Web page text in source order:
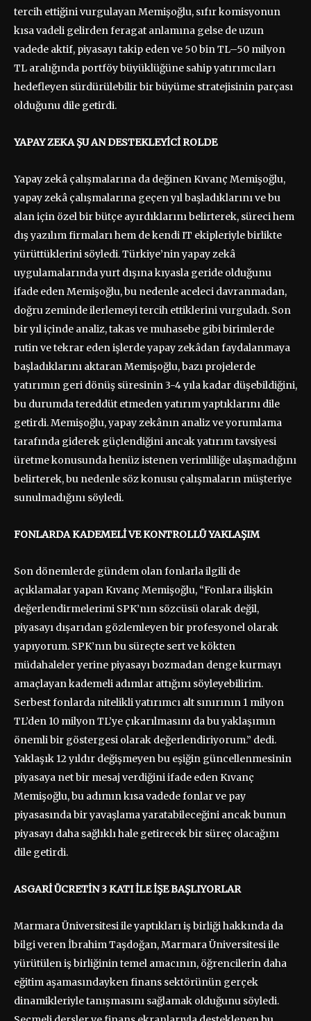
tercih ettiğini vurgulayan Memişoğlu, sıfır komisyonun
kısa vadeli gelirden feragat anlamına gelse de uzun
vadede aktif, piyasayı takip eden ve 50 bin TL–50 milyon
TL aralığında portföy büyüklüğüne sahip yatırımcıları
hedefleyen sürdürülebilir bir büyüme stratejisinin parçası
olduğunu dile getirdi.
YAPAY ZEKA ŞU AN DESTEKLEYİCİ ROLDE
Yapay zekâ çalışmalarına da değinen Kıvanç Memişoğlu,
yapay zekâ çalışmalarına geçen yıl başladıklarını ve bu
alan için özel bir bütçe ayırdıklarını belirterek, süreci hem
dış yazılım firmaları hem de kendi IT ekipleriyle birlikte
yürüttüklerini söyledi. Türkiye’nin yapay zekâ
uygulamalarında yurt dışına kıyasla geride olduğunu
ifade eden Memişoğlu, bu nedenle aceleci davranmadan,
doğru zeminde ilerlemeyi tercih ettiklerini vurguladı. Son
bir yıl içinde analiz, takas ve muhasebe gibi birimlerde
rutin ve tekrar eden işlerde yapay zekâdan faydalanmaya
başladıklarını aktaran Memişoğlu, bazı projelerde
yatırımın geri dönüş süresinin 3-4 yıla kadar düşebildiğini,
bu durumda tereddüt etmeden yatırım yaptıklarını dile
getirdi. Memişoğlu, yapay zekânın analiz ve yorumlama
tarafında giderek güçlendiğini ancak yatırım tavsiyesi
üretme konusunda henüz istenen verimliliğe ulaşmadığını
belirterek, bu nedenle söz konusu çalışmaların müşteriye
sunulmadığını söyledi.
FONLARDA KADEMELİ VE KONTROLLÜ YAKLAŞIM
Son dönemlerde gündem olan fonlarla ilgili de
açıklamalar yapan Kıvanç Memişoğlu, “Fonlara ilişkin
değerlendirmelerimi SPK’nın sözcüsü olarak değil,
piyasayı dışarıdan gözlemleyen bir profesyonel olarak
yapıyorum. SPK’nın bu süreçte sert ve kökten
müdahaleler yerine piyasayı bozmadan denge kurmayı
amaçlayan kademeli adımlar attığını söyleyebilirim.
Serbest fonlarda nitelikli yatırımcı alt sınırının 1 milyon
TL’den 10 milyon TL’ye çıkarılmasını da bu yaklaşımın
önemli bir göstergesi olarak değerlendiriyorum.” dedi.
Yaklaşık 12 yıldır değişmeyen bu eşiğin güncellenmesinin
piyasaya net bir mesaj verdiğini ifade eden Kıvanç
Memişoğlu, bu adımın kısa vadede fonlar ve pay
piyasasında bir yavaşlama yaratabileceğini ancak bunun
piyasayı daha sağlıklı hale getirecek bir süreç olacağını
dile getirdi.
ASGARİ ÜCRETİN 3 KATI İLE İŞE BAŞLIYORLAR
Marmara Üniversitesi ile yaptıkları iş birliği hakkında da
bilgi veren İbrahim Taşdoğan, Marmara Üniversitesi ile
yürütülen iş birliğinin temel amacının, öğrencilerin daha
eğitim aşamasındayken finans sektörünün gerçek
dinamikleriyle tanışmasını sağlamak olduğunu söyledi.